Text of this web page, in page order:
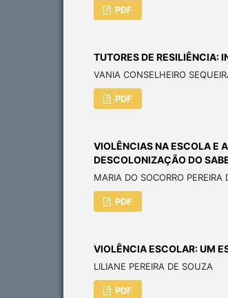
PDF
TUTORES DE RESILIÊNCIA:
VANIA CONSELHEIRO
PDF
VIOLÊNCIAS NA ESCOLA E
DESCOLONIZAÇÃO DO
MARIA DO SOCORRO
PDF
VIOLÊNCIA ESCOLAR: UM
LILIANE PEREIRA DE SOUZA
PDF